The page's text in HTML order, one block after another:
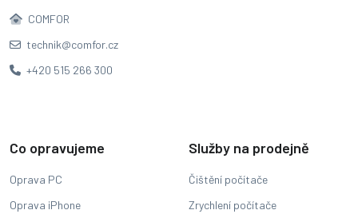
COMFOR
technik@comfor.cz
+420 515 266 300
Co opravujeme
Oprava PC
Oprava iPhone
Služby na prodejně
Čištění počítače
Zrychlení počítače